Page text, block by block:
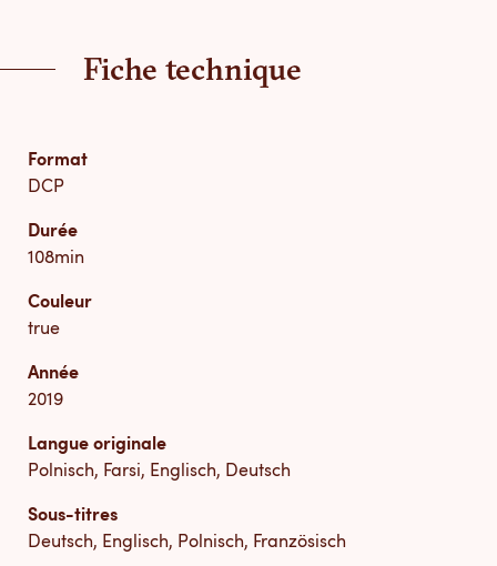
Fiche technique
Format
DCP
Durée
108min
Couleur
true
Année
2019
Langue originale
Polnisch, Farsi, Englisch, Deutsch
Sous-titres
Deutsch, Englisch, Polnisch, Französisch